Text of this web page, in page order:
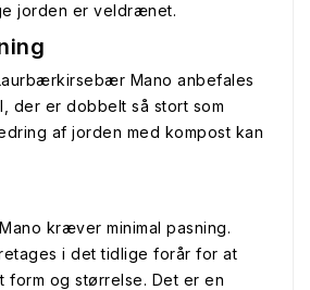
jorden er veldrænet.
Mano anbefales
der er dobbelt så stort som
af jorden med kompost kan
kræver minimal pasning.
i det tidlige forår for at
form og størrelse. Det er en